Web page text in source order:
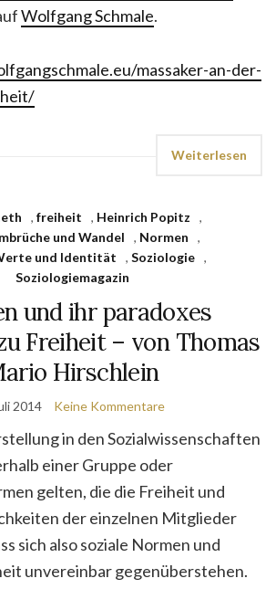
Wolfgang Schmale.
massaker-an-der-
Weiterlesen
, freiheit , Heinrich Popitz
,
und Wandel
, Normen
,
und Identität
, Soziologie ,
Soziologiemagazin
und ihr paradoxes
Freiheit – von Thomas
Hirschlein
2014 Keine Kommentare
in den Sozialwissenschaften
einer Gruppe oder
gelten, die die Freiheit und
der einzelnen Mitglieder
sich also soziale Normen und
unvereinbar gegenüberstehen.